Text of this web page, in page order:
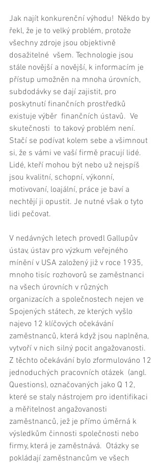
Jak najít konkurenční výhodu!  Někdo by
řekl, že je to velký problém, protože
všechny zdroje jsou objektivně
dosažitelné  všem. Technologie jsou
stále novější a novější, k informacím je
přístup umožněn na mnoha úrovních,
subdodávky se dají zajistit, pro
poskytnutí finančních prostředků
existuje výběr  finančních ústavů.  Ve
skutečnosti  to takový problém není.
Stačí se podívat kolem sebe a všimnout
si, že s vámi ve vaší firmě pracují lidé.
Lidé, kteří mohou být nebo už nejspíš
jsou kvalitní, schopní, výkonní,
motivovaní, loajální, práce je baví a
nechtějí ji opustit. Je nutné však o tyto
lidi pečovat.
V nedávných letech provedl Gallupův
ústav, ústav pro výzkum veřejného
mínění v USA založený již v roce 1935,
mnoho tisíc rozhovorů se zaměstnanci
na všech úrovních v různých
organizacích a společnostech nejen ve
Spojených státech, ze kterých vyšlo
najevo 12 klíčových očekávání
zaměstnanců, která když jsou naplněna,
vytvoří v nich silný pocit angažovanosti.
Z těchto očekávání bylo zformulováno 12
jednoduchých pracovních otázek  (angl.
Questions), označovaných jako Q 12,
které se staly nástrojem pro identifikaci
a měřitelnost angažovanosti
zaměstnanců, jež je přímo úměrná k
výsledkům činnosti společnosti nebo
firmy, která je zaměstnává.  Otázky se
pokládají zaměstnancům ve všech